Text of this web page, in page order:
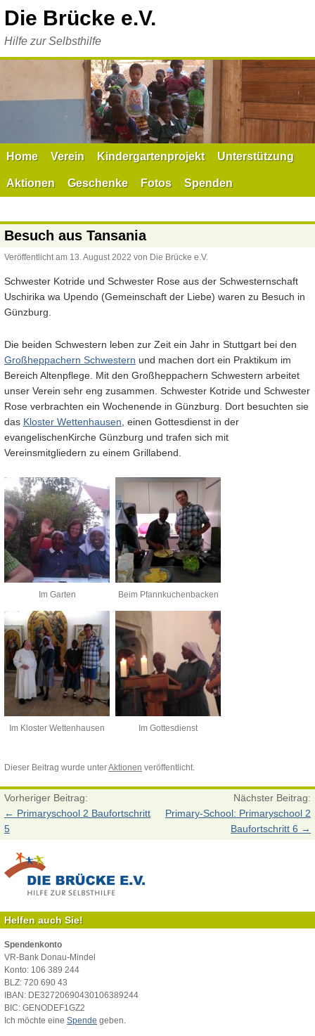
Inhalt
Die Brücke e.V.
Hilfe zur Selbsthilfe
Home Verein Kindergartenprojekt Unterstützung
Aktionen Geschenke Fotos Spenden
Besuch aus Tansania
Veröffentlicht am 13. August 2022 von Die Brücke e.V.
Schwester Kotride und Schwester Rose aus der Schwesternschaft
Uschirika wa Upendo (Gemeinschaft der Liebe) waren zu Besuch in
Günzburg.
Die beiden Schwestern leben zur Zeit ein Jahr in Stuttgart bei den
Großheppachern Schwestern und machen dort ein Praktikum im
Bereich Altenpflege. Mit den Großheppachern Schwestern arbeitet
unser Verein sehr eng zusammen. Schwester Kotride und Schwester
Rose verbrachten ein Wochenende in Günzburg. Dort besuchten sie
das Kloster Wettenhausen , einen Gottesdienst in der
evangelischenKirche Günzburg und trafen sich mit
Vereinsmitgliedern zu einem Grillabend.
Im Garten Beim Pfannkuchenbacken
Im Kloster Wettenhausen Im Gottesdienst
Dieser Beitrag wurde unterAktionen veröffentlicht.
Vorheriger Beitrag:
← Primaryschool 2 Baufortschritt
5
Nächster Beitrag:
Primary-School: Primaryschool 2
Baufortschritt 6 →
Helfen auch Sie!
Spendenkonto
VR-Bank Donau-Mindel
Konto: 106 389 244
BLZ: 720 690 43
IBAN: DE32720690430106389244
BIC: GENODEF1GZ2
Ich möchte eine Spende geben.